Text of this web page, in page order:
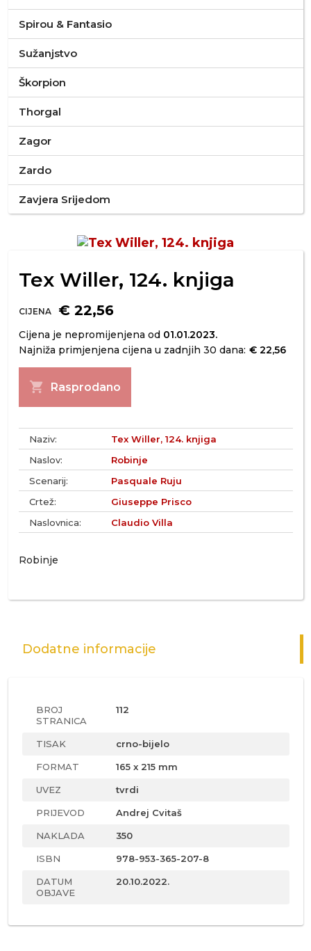
Spirou & Fantasio
Sužanjstvo
Škorpion
Thorgal
Zagor
Zardo
Zavjera Srijedom
Tex Willer, 124. knjiga
CIJENA € 22,56
Cijena je nepromijenjena od 01.01.2023.
Najniža primjenjena cijena u zadnjih 30 dana: € 22,56
shopping_cart Rasprodano
Naziv:
Tex Willer, 124. knjiga
Naslov:
Robinje
Scenarij:
Pasquale Ruju
Crtež:
Giuseppe Prisco
Naslovnica:
Claudio Villa
Robinje
Dodatne informacije
BROJ
STRANICA
112
TISAK crno-bijelo
FORMAT 165 x 215 mm
UVEZ tvrdi
PRIJEVOD Andrej Cvitaš
NAKLADA 350
ISBN 978-953-365-207-8
DATUM
OBJAVE
20.10.2022.